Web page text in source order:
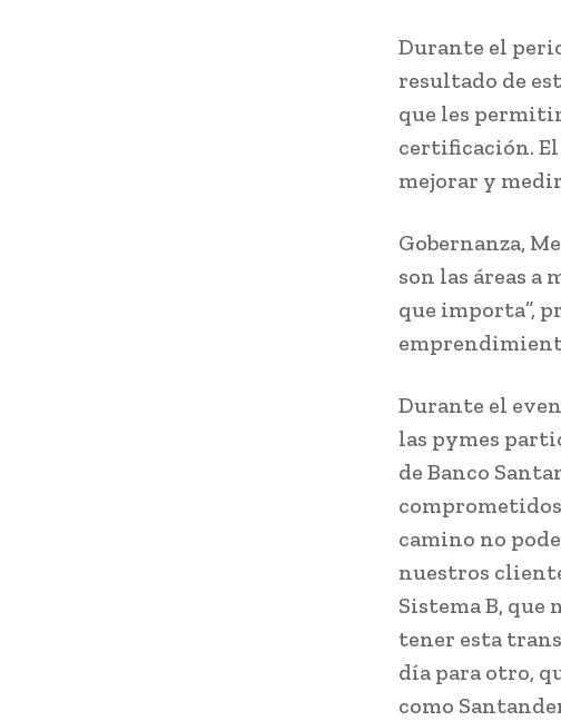
Durante el
resultado de
que les
certificación. El
mejorar y
Gobernanza,
son las áreas a
que importa”,
Durante el
las pymes
de Banco
camino no
nuestros
Sistema B, que
tener esta
día para otro,
como